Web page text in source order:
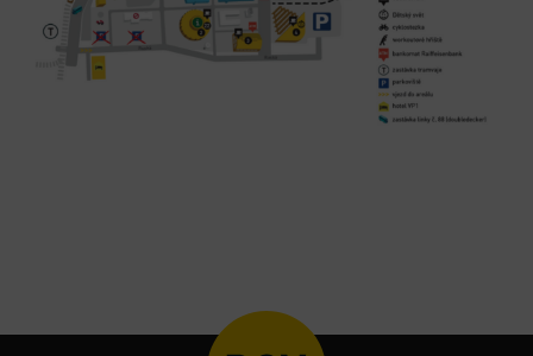
Dolní Vítkovice
Hornické muzeum